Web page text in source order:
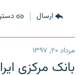
ارسال
مرداد ۲۰, ۱۳۹۷